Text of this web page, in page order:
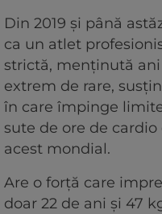
Din 2019 și până
ca un atlet
strictă, menținută
extrem de rare,
în care împinge
sute de ore de
acest mondial.
Are o forță care
doar 22 de ani și 47